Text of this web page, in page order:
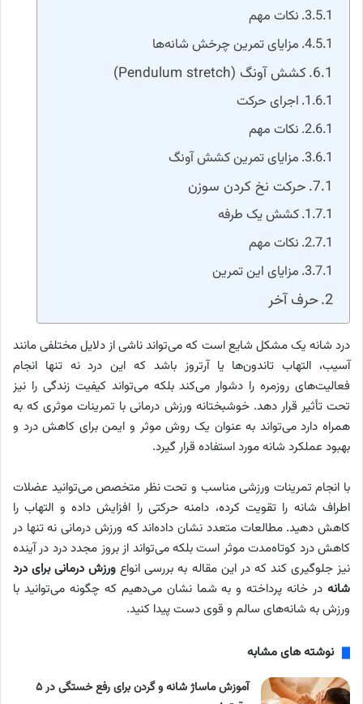
نکات مهم
مزایای تمرین چرخش شانه‌ها
کشش آونگ (Pendulum stretch)
اجرای حرکت
نکات مهم
مزایای تمرین کشش آونگ
حرکت نخ کردن سوزن
کشش یک طرفه
نکات مهم
مزایای این تمرین
حرف آخر
درد شانه یک مشکل شایع است که می‌تواند ناشی از دلایل مختلفی مانند
آسیب، التهاب تاندون‌ها یا آرتروز باشد که این درد نه تنها انجام
فعالیت‌های روزمره را دشوار می‌کند بلکه می‌تواند کیفیت زندگی را نیز
تحت تأثیر قرار دهد. خوشبختانه ورزش درمانی با تمرینات موثری که به
همراه دارد می‌تواند به عنوان یک روش موثر و ایمن برای کاهش درد و
بهبود عملکرد شانه مورد استفاده قرار گیرد.
با انجام تمرینات ورزشی مناسب و تحت نظر متخصص می‌توانید عضلات
اطراف شانه را تقویت کرده، دامنه حرکتی را افزایش داده و التهاب را
کاهش دهید. مطالعات متعدد نشان داده‌اند که ورزش درمانی نه تنها در
کاهش درد کوتاه‌مدت موثر است بلکه می‌تواند از بروز مجدد درد در آینده
نیز جلوگیری کند که در این مقاله به بررسی انواع ورزش درمانی برای درد
شانه در خانه پرداخته و به شما نشان می‌دهیم که چگونه می‌توانید با
ورزش به شانه‌های سالم و قوی دست پیدا کنید.
نوشته های مشابه
آموزش ماساژ شانه و گردن برای رفع خستگی در ۵